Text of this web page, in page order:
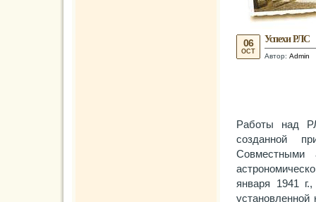
Успехи РЛС
Автор: Admin
06
OCT
Работы над
созданной
Совместными
января 1941
установленной